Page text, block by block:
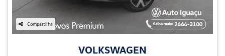
Compartilhe
VOLKSWAGEN